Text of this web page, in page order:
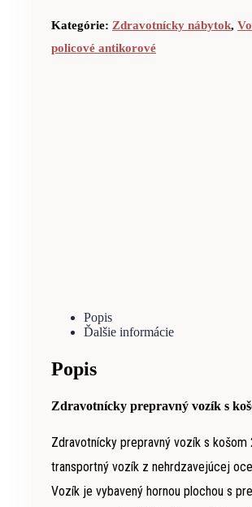
Kategórie: Zdravotnícky nábytok,
policové antikorové
Popis
Ďalšie informácie
Popis
Zdravotnícky prepravný vozík s
Zdravotnícky prepravný vozík s košom
transportný vozík z nehrdzavejúcej
Vozík je vybavený hornou plochou s